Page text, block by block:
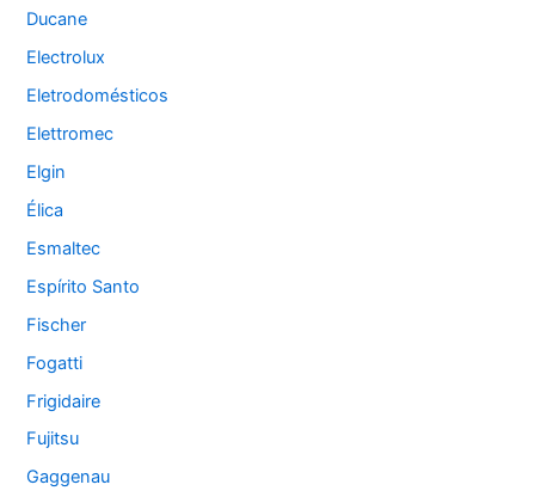
Ducane
Electrolux
Eletrodomésticos
Elettromec
Elgin
Élica
Esmaltec
Espírito Santo
Fischer
Fogatti
Frigidaire
Fujitsu
Gaggenau